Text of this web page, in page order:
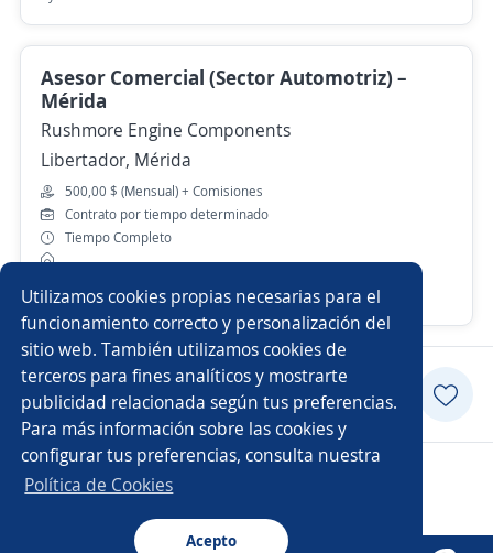
Utilizamos cookies propias necesarias para el
funcionamiento correcto y personalización del
sitio web. También utilizamos cookies de
terceros para fines analíticos y mostrarte
publicidad relacionada según tus preferencias.
Para más información sobre las cookies y
configurar tus preferencias, consulta nuestra
Política de Cookies
Acepto
Asesor Comercial (Sector Automotriz) –
Mérida
Rushmore Engine Components
Libertador, Mérida
500,00 $ (Mensual) + Comisiones
Contrato por tiempo determinado
Tiempo Completo
10 de julio
Postularme
Copyright 2014 - 2026 DGNET LTD.
Aviso legal